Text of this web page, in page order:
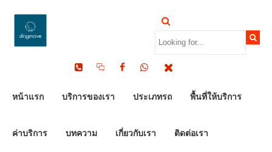
หน้าแรก บริการของเรา ประเภทรถ พื้นที่ให้บริการ
ค่าบริการ บทความ เกี่ยวกับเรา ติดต่อเรา